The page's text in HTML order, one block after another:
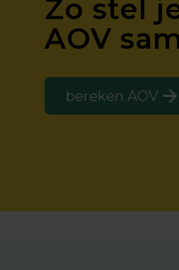
Zo stel
AOV
bereken AOV